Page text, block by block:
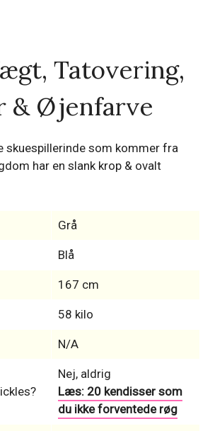
Tatovering,
& Øjenfarve
skuespillerinde som kommer fra
har en slank krop & ovalt
Grå
Blå
167 cm
58 kilo
N/A
Nej, aldrig
Læs: 20 kendisser som
du ikke forventede røg